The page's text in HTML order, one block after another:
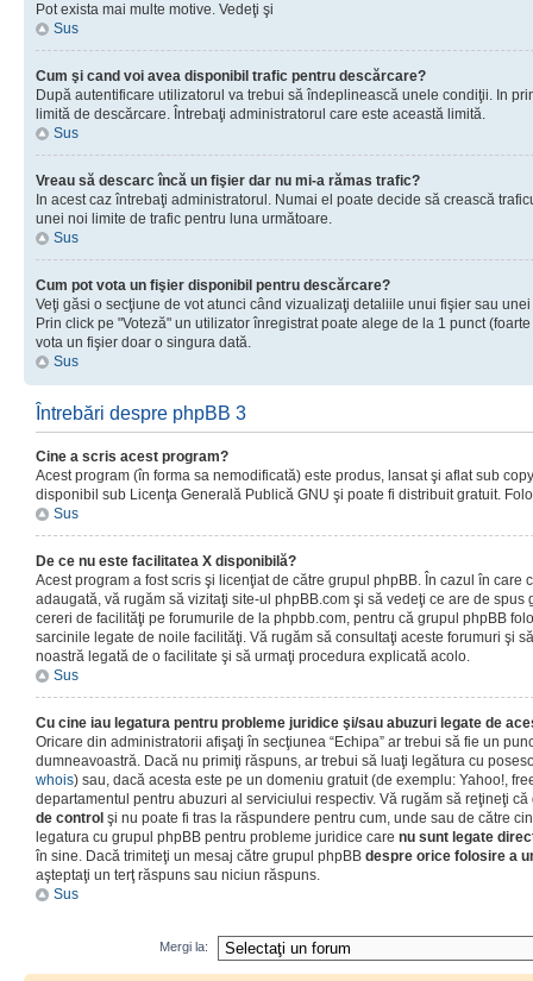
Pot exista mai multe motive. Vedeţi şi
Sus
Cum şi cand voi avea disponibil trafic pentru descărcare?
După autentificare utilizatorul va trebui să îndeplinească unele condiţii. In
limită de descărcare. Întrebaţi administratorul care este această limită.
Sus
Vreau să descarc încă un fişier dar nu mi-a rămas trafic?
In acest caz întrebaţi administratorul. Numai el poate decide să crească
unei noi limite de trafic pentru luna următoare.
Sus
Cum pot vota un fişier disponibil pentru descărcare?
Veţi găsi o secţiune de vot atunci când vizualizaţi detaliile unui fişier sau
Prin click pe "Voteză" un utilizator înregistrat poate alege de la 1 punct
vota un fişier doar o singura dată.
Sus
Întrebări despre phpBB 3
Cine a scris acest program?
Acest program (în forma sa nemodificată) este produs, lansat şi aflat sub
disponibil sub Licenţa Generală Publică GNU şi poate fi distribuit gratuit.
Sus
De ce nu este facilitatea X disponibilă?
Acest program a fost scris şi licenţiat de către grupul phpBB. În cazul în care
adaugată, vă rugăm să vizitaţi site-ul phpBB.com şi să vedeţi ce are de
cereri de facilităţi pe forumurile de la phpbb.com, pentru că grupul phpBB
sarcinile legate de noile facilităţi. Vă rugăm să consultaţi aceste forumuri şi
noastră legată de o facilitate şi să urmaţi procedura explicată acolo.
Sus
Cu cine iau legatura pentru probleme juridice şi/sau abuzuri legate de
Oricare din administratorii afişaţi în secţiunea “Echipa” ar trebui să fie un
dumneavoastră. Dacă nu primiţi răspuns, ar trebui să luaţi legătura cu
whois) sau, dacă acesta este pe un domeniu gratuit (de exemplu: Yahoo!,
departamentul pentru abuzuri al serviciului respectiv. Vă rugăm să reţineţi
de control şi nu poate fi tras la răspundere pentru cum, unde sau de către
legatura cu grupul phpBB pentru probleme juridice care nu sunt legate
în sine. Dacă trimiteţi un mesaj către grupul phpBB despre orice folosire a
aşteptaţi un terţ răspuns sau niciun răspuns.
Sus
Mergi la: